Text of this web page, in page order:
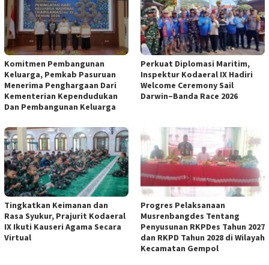
Komitmen Pembangunan
Keluarga, Pemkab Pasuruan
Menerima Penghargaan Dari
Kementerian Kependudukan
Dan Pembangunan Keluarga
Perkuat Diplomasi Maritim,
Inspektur Kodaeral IX Hadiri
Welcome Ceremony Sail
Darwin–Banda Race 2026
Tingkatkan Keimanan dan
Rasa Syukur, Prajurit Kodaeral
IX Ikuti Kauseri Agama Secara
Virtual
Progres Pelaksanaan
Musrenbangdes Tentang
Penyusunan RKPDes Tahun 2027
dan RKPD Tahun 2028 di Wilayah
Kecamatan Gempol